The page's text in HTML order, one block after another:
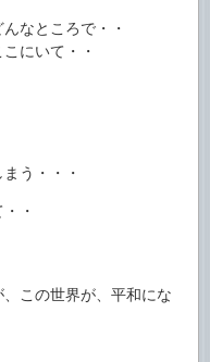
なところで・・
にいて・・
う・・・
・
この世界が、平和にな